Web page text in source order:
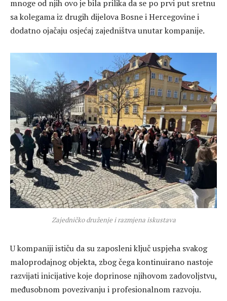
mnoge od njih ovo je bila prilika da se po prvi put sretnu
sa kolegama iz drugih dijelova Bosne i Hercegovine i
dodatno ojačaju osjećaj zajedništva unutar kompanije.
Zajedničko druženje i razmjena iskustava
U kompaniji ističu da su zaposleni ključ uspjeha svakog
maloprodajnog objekta, zbog čega kontinuirano nastoje
razvijati inicijative koje doprinose njihovom zadovoljstvu,
međusobnom povezivanju i profesionalnom razvoju.